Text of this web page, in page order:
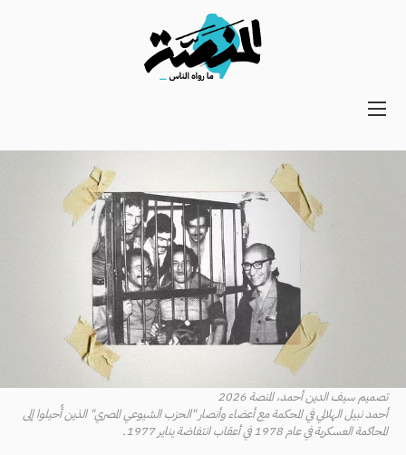
Main
Navigation
تصميم سيف الدين أحمد، المنصة 2026
أحمد نبيل الهلالي في المحكمة مع أعضاء وأنصار "الحزب الشيوعي المصري" الذين أُحيلوا إلى
المحاكمة العسكرية في عام 1978 في أعقاب انتفاضة يناير 1977.